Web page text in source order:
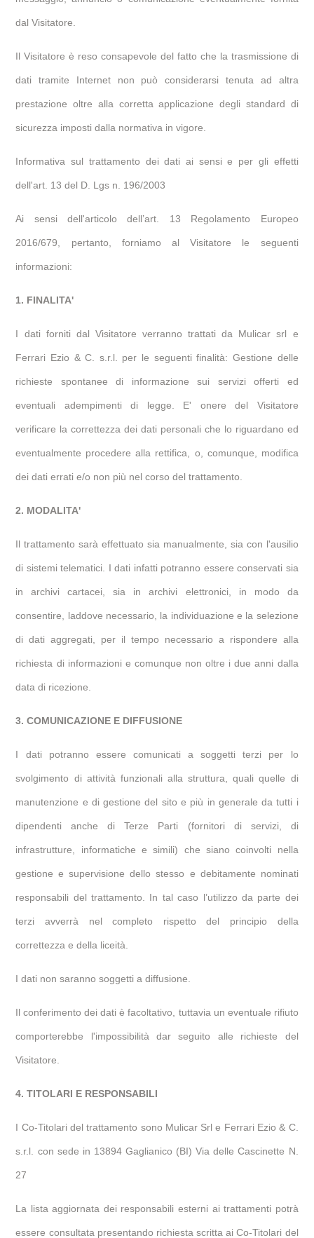
dal Visitatore.
Il Visitatore è reso consapevole del fatto che la trasmissione di
dati tramite Internet non può considerarsi tenuta ad altra
prestazione oltre alla corretta applicazione degli standard di
sicurezza imposti dalla normativa in vigore.
Informativa sul trattamento dei dati ai sensi e per gli effetti
dell'art. 13 del D. Lgs n. 196/2003
Ai sensi dell'articolo dell’art. 13 Regolamento Europeo
2016/679, pertanto, forniamo al Visitatore le seguenti
informazioni:
1. FINALITA'
I dati forniti dal Visitatore verranno trattati da Mulicar srl e
Ferrari Ezio & C. s.r.l. per le seguenti finalità: Gestione delle
richieste spontanee di informazione sui servizi offerti ed
eventuali adempimenti di legge. E' onere del Visitatore
verificare la correttezza dei dati personali che lo riguardano ed
eventualmente procedere alla rettifica, o, comunque, modifica
dei dati errati e/o non più nel corso del trattamento.
2. MODALITA'
Il trattamento sarà effettuato sia manualmente, sia con l'ausilio
di sistemi telematici. I dati infatti potranno essere conservati sia
in archivi cartacei, sia in archivi elettronici, in modo da
consentire, laddove necessario, la individuazione e la selezione
di dati aggregati, per il tempo necessario a rispondere alla
richiesta di informazioni e comunque non oltre i due anni dalla
data di ricezione.
3. COMUNICAZIONE E DIFFUSIONE
I dati potranno essere comunicati a soggetti terzi per lo
svolgimento di attività funzionali alla struttura, quali quelle di
manutenzione e di gestione del sito e più in generale da tutti i
dipendenti anche di Terze Parti (fornitori di servizi, di
infrastrutture, informatiche e simili) che siano coinvolti nella
gestione e supervisione dello stesso e debitamente nominati
responsabili del trattamento. In tal caso l’utilizzo da parte dei
terzi avverrà nel completo rispetto del principio della
correttezza e della liceità.
I dati non saranno soggetti a diffusione.
Il conferimento dei dati è facoltativo, tuttavia un eventuale rifiuto
comporterebbe l'impossibilità dar seguito alle richieste del
Visitatore.
4. TITOLARI E RESPONSABILI
I Co-Titolari del trattamento sono Mulicar Srl e Ferrari Ezio & C.
s.r.l. con sede in 13894 Gaglianico (BI) Via delle Cascinette N.
27
La lista aggiornata dei responsabili esterni ai trattamenti potrà
essere consultata presentando richiesta scritta ai Co-Titolari del